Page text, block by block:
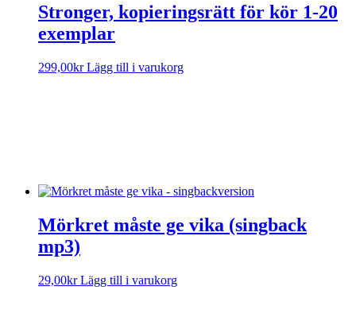
Stronger, kopieringsrätt för kör 1-20
exemplar
299,00kr Lägg till i varukorg
Mörkret måste ge vika (singback
mp3)
29,00kr Lägg till i varukorg